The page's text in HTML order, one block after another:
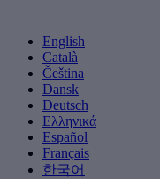
English
Català
Čeština
Dansk
Deutsch
Ελληνικά
Español
Français
한국어